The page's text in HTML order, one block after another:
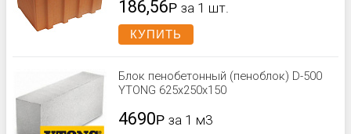
186,56Р за 1 шт.
КУПИТЬ
Блок пенобетонный (пеноблок) D-500
YTONG 625х250х150
4690Р за 1 м3